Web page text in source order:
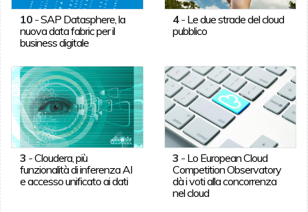
10-SAP Datasphere, la
nuova data fabric per il
business digitale
4- Le due strade del cloud
pubblico
3 -Cloudera, più
funzionalità di inferenza AI
e accesso unificato ai dati
3 - Lo European Cloud
Competition Observatory
dà i voti alla concorrenza
nel cloud